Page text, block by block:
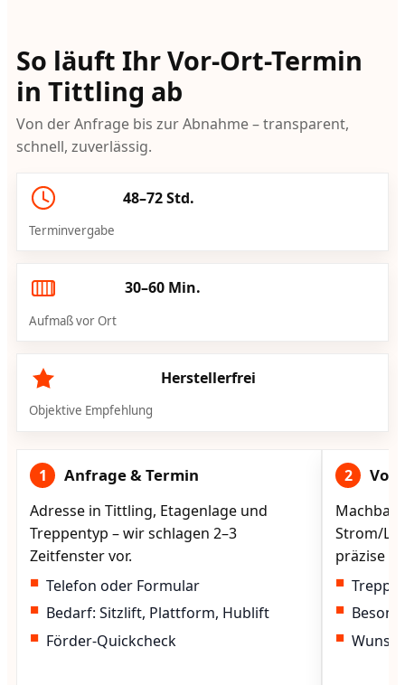
So läuft Ihr Vor-Ort-Termin
in Tittling ab
Von der Anfrage bis zur Abnahme – transparent,
schnell, zuverlässig.
48–72 Std.
Terminvergabe
30–60 Min.
Aufmaß vor Ort
Herstellerfrei
Objektive Empfehlung
1 Anfrage & Termin
Adresse in Tittling, Etagenlage und
Treppentyp – wir schlagen 2–3
Zeitfenster vor.
Telefon oder Formular
Bedarf: Sitzlift, Plattform, Hublift
Förder-Quickcheck
2
Strom/
präzise